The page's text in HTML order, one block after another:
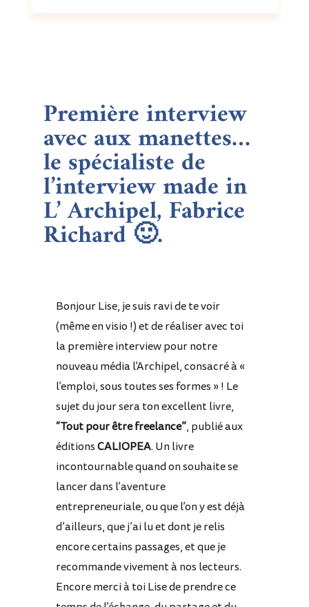
Première interview
avec aux manettes…
le spécialiste de
l’interview made in
L’ Archipel, Fabrice
Richard🙂.
Bonjour Lise, je suis ravi de te voir
(même en visio !) et de réaliser avec toi
la première interview pour notre
nouveau média l’Archipel, consacré à «
l’emploi, sous toutes ses formes » ! Le
sujet du jour sera ton excellent livre,
“Tout pour être freelance”, publié aux
éditionsCALIOPEA. Un livre
incontournable quand on souhaite se
lancer dans l’aventure
entrepreneuriale, ou que l’on y est déjà
d’ailleurs, que j’ai lu et dont je relis
encore certains passages, et que je
recommande vivement à nos lecteurs.
Encore merci à toi Lise de prendre ce